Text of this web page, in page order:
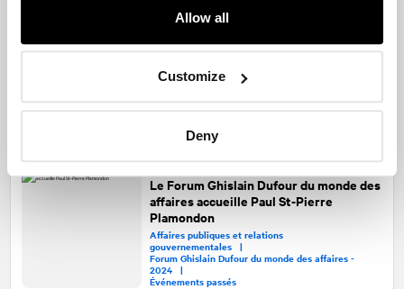
Allow all
Customize
Deny
Un accord de justesse : le projet de loi
sur l’assurance médicaments est
finalement déposé
Affaires publiques et relations gouvernementales
Le Forum Ghislain Dufour du monde des
affaires accueille Paul St-Pierre
Plamondon
Affaires publiques et relations
gouvernementales |
Forum Ghislain Dufour du monde des affaires -
2024 |
Événements passés